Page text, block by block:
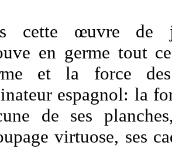
cette œuvre de
en germe tout
et la force
espagnol: la
de ses
virtuose, ses